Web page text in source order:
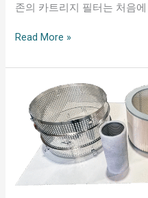
존의 카트리지 필터는 처음
Read More »
Recycle
Filter
can
reused
almost
indefinitely